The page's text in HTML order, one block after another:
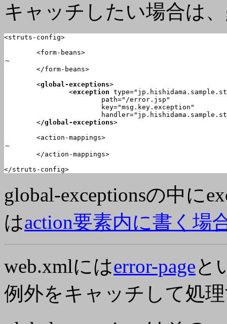
キャッチしたい場合は
<struts-config>
～
	<
global-exceptions>
		<
exception
	<
/global-exceptions>
～
</struts-config>
global-exceptionsの中に
はaction要素内に書く場
web.xmlにはerror-pageと
例外をキャッチして処